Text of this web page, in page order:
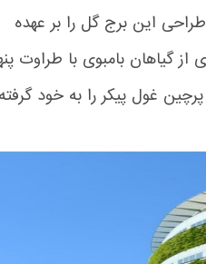
این برج گل را بر عهده
بامبوی با طراوت پنهان
غول پیکر را به خود گرفته